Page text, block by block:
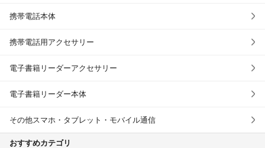
携帯電話本体
携帯電話用アクセサリー
電子書籍リーダーアクセサリー
電子書籍リーダー本体
その他スマホ・タブレット・モバイル通信
おすすめカテゴリ